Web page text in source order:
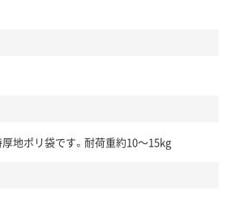
厚地ポリ袋です。耐荷重約10～15kg